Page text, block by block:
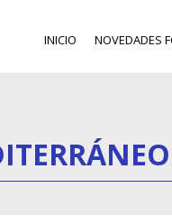
INICIO NOVEDADES